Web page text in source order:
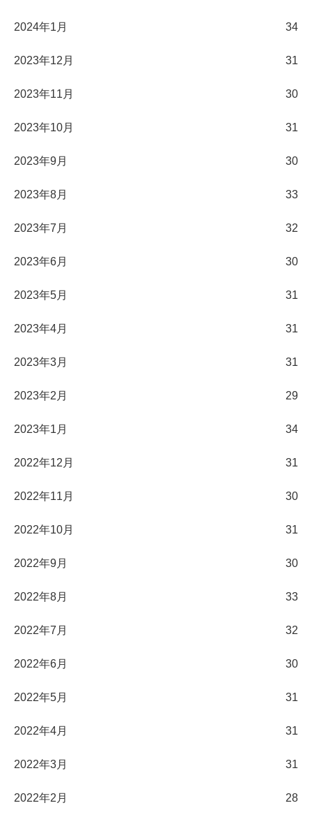
2024年1月 34
2023年12月 31
2023年11月 30
2023年10月 31
2023年9月 30
2023年8月 33
2023年7月 32
2023年6月 30
2023年5月 31
2023年4月 31
2023年3月 31
2023年2月 29
2023年1月 34
2022年12月 31
2022年11月 30
2022年10月 31
2022年9月 30
2022年8月 33
2022年7月 32
2022年6月 30
2022年5月 31
2022年4月 31
2022年3月 31
2022年2月 28